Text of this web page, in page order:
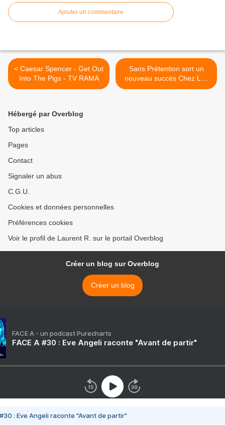
Ajouter un commentaire
< Caesar Spencer - Get Out
Into The Pigs - TV RAMA
Sans Prétention sort un
nouveau succès Chez Les
Bretons, d'la tête aux pieds
Hébergé par Overblog
Top articles
Pages
Contact
Signaler un abus
C.G.U.
Cookies et données personnelles
Préférences cookies
Voir le profil de Laurent R. sur le portail Overblog
Créer un blog sur Overblog
Créer un blog
FACE A - un podcast Purecharts
FACE A #30 : Eve Angeli raconte "Avant de partir"
#30 : Eve Angeli raconte "Avant de partir"